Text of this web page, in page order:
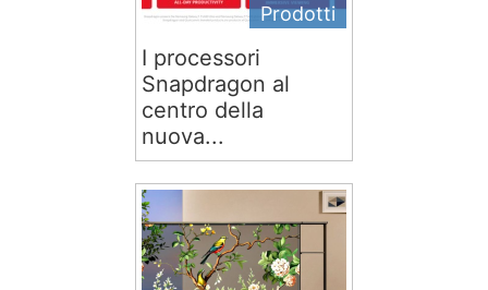
Prodotti
I processori
Snapdragon al
centro della
nuova...